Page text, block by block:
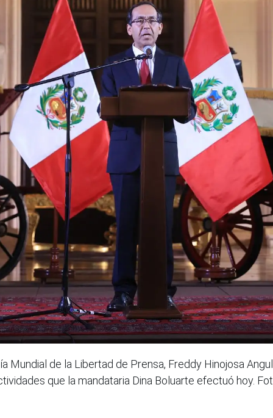
Mundial de la Libertad de Prensa, Freddy Hinojosa
que la mandataria Dina Boluarte efectuó hoy.